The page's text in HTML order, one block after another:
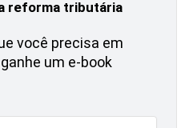
reforma tributária
você precisa em
um e-book